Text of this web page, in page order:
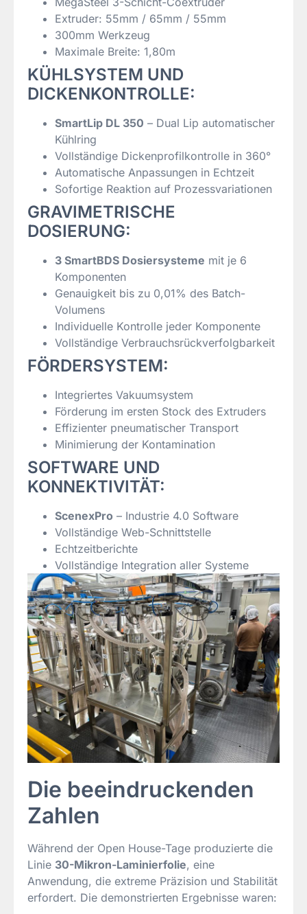
Extruder: 55mm / 65mm / 55mm
300mm Werkzeug
Maximale Breite: 1,80m
KÜHLSYSTEM UND
DICKENKONTROLLE:
SmartLip DL 350 – Dual Lip automatischer
Kühlring
Vollständige Dickenprofilkontrolle in 360°
Automatische Anpassungen in Echtzeit
Sofortige Reaktion auf Prozessvariationen
GRAVIMETRISCHE
DOSIERUNG:
3 SmartBDS Dosiersysteme mit je 6
Komponenten
Genauigkeit bis zu 0,01% des Batch-
Volumens
Individuelle Kontrolle jeder Komponente
Vollständige Verbrauchsrückverfolgbarkeit
FÖRDERSYSTEM:
Integriertes Vakuumsystem
Förderung im ersten Stock des Extruders
Effizienter pneumatischer Transport
Minimierung der Kontamination
SOFTWARE UND
KONNEKTIVITÄT:
ScenexPro – Industrie 4.0 Software
Vollständige Web-Schnittstelle
Echtzeitberichte
Vollständige Integration aller Systeme
Die beeindruckenden
Zahlen
Während der Open House-Tage produzierte die
Linie 30-Mikron-Laminierfolie, eine
Anwendung, die extreme Präzision und Stabilität
erfordert. Die demonstrierten Ergebnisse waren: